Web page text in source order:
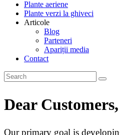
Plante aeriene
Plante verzi la ghiveci
Articole
Blog
Parteneri
Apariții media
Contact
Dear Customers,
Our primary goal is